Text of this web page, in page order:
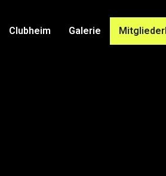
Clubheim Galerie